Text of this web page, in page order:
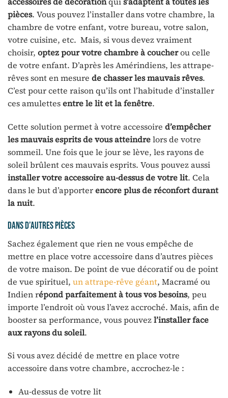
pièces. Vous pouvez l’installer dans votre chambre, la
chambre de votre enfant, votre bureau, votre salon,
votre cuisine, etc. Mais, si vous devez vraiment
choisir, optez pour votre chambre à coucherou celle
de votre enfant. D’après les Amérindiens, les attrape-
rêves sont en mesure de chasser les mauvais rêves.
C’est pour cette raison qu’ils ont l’habitude d’installer
ces amulettesentre le lit et la fenêtre.
Cette solution permet à votre accessoire d’empêcher
les mauvais esprits de vous atteindrelors de votre
sommeil. Une fois que le jour se lève, les rayons de
soleil brûlent ces mauvais esprits. Vous pouvez aussi
installer votre accessoire au-dessus de votre lit. Cela
dans le but d’apporterencore plus de réconfort durant
la nuit.
Dans d’autres pièces
Sachez également que rien ne vous empêche de
mettre en place votre accessoire dans d’autres pièces
de votre maison. De point de vue décoratif ou de point
de vue spirituel, un attrape-rêve géant, Macramé ou
Indien répond parfaitement à tous vos besoins, peu
importe l’endroit où vous l’avez accroché. Mais, afin de
booster sa performance, vous pouvezl’installer face
aux rayons du soleil.
Si vous avez décidé de mettre en place votre
accessoire dans votre chambre, accrochez-le :
Au-dessus de votre lit